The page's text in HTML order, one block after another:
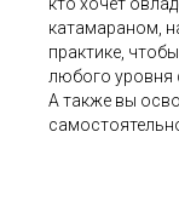
кто хочет
катамараном,
практике,
любого уровня
А также вы